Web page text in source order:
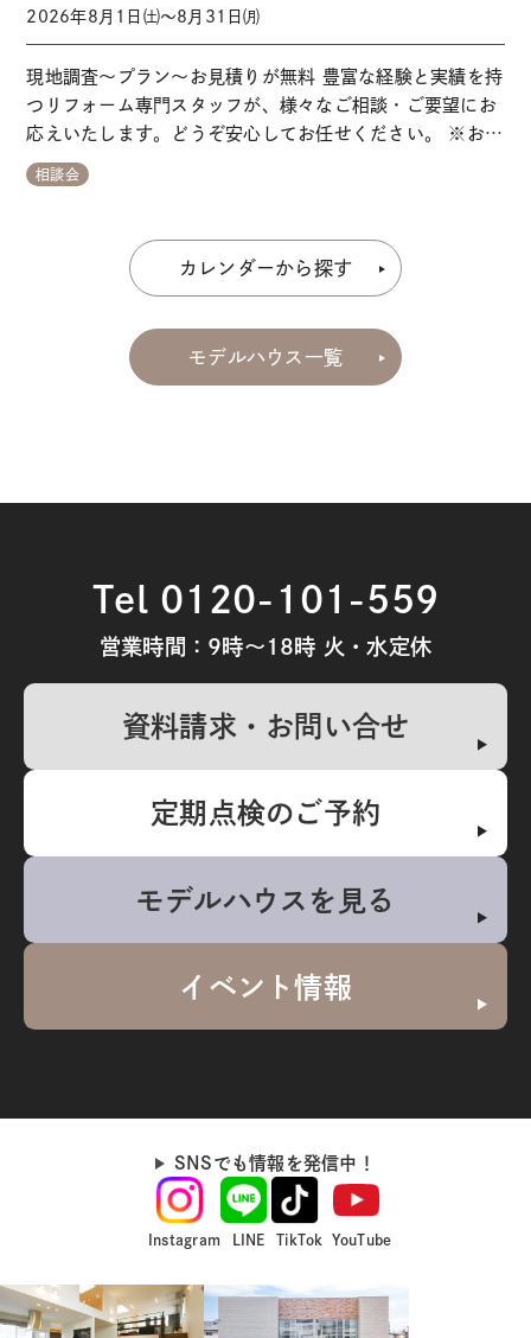
2026年8月1日㈯～8月31日㈪
現地調査～プラン～お見積りが無料 豊富な経験と実績を持
つリフォーム専門スタッフが、様々なご相談・ご要望にお
応えいたします。どうぞ安心してお任せください。 ※お電
話からご予約される方はこちらからお問い合わせください
ガイダンス「エリア①
ない場合がございます。 Plan 完成…
相談会
カレンダーから探す
モデルハウス一覧
Tel 0120-101-559
営業時間：9時～18時 火・水定休
資料請求・お問い合せ
定期点検のご予約
モデルハウスを見る
イベント情報
SNSでも情報を発信中！
Instagram LINE TikTok YouTube